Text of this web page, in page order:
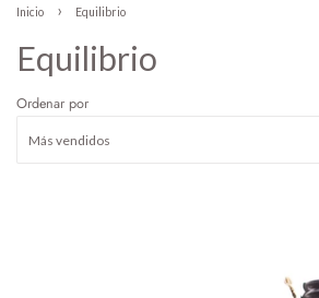
Inicio › Equilibrio
Equilibrio
Ordenar por